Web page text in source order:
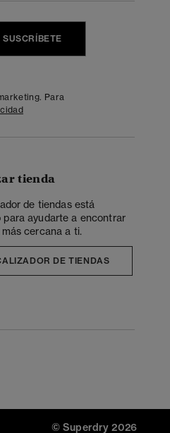
SUSCRÍBETE
Para
tienda
de tiendas está
para ayudarte a encontrar
cercana a ti.
DE TIENDAS
© Superdry 2026